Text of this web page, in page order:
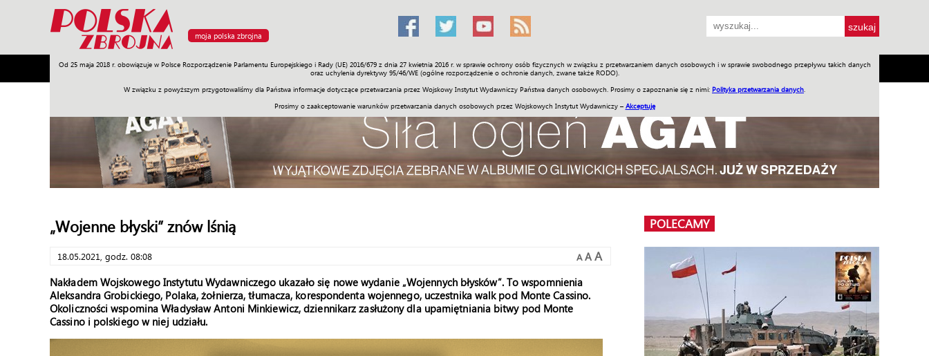
moja polska zbrojna
Od 25 maja 2018 r. obowiązuje w Polsce Rozporządzenie Parlamentu Europejskiego i Rady (UE) 2016/679 z dnia 27 kwietnia 2016 r. w sprawie ochrony osób fizycznych w związku z przetwarzaniem danych osobowych i w sprawie swobodnego przepływu takich danych
oraz uchylenia dyrektywy 95/46/WE (ogólne rozporządzenie o ochronie danych, zwane także RODO).
W związku z powyższym przygotowaliśmy dla Państwa informacje dotyczące przetwarzania przez Wojskowy Instytut Wydawniczy Państwa danych osobowych. Prosimy o zapoznanie się z nimi: Polityka przetwarzania danych
Prosimy o zaakceptowanie warunków przetwarzania danych osobowych przez Wojskowych Instytut Wydawniczy – Akceptuję
Armia Poligon Sprzęt Misje Polityka Prawo Świat Społeczność Sport Historia Galerie Wideo ENGLISH SKLEP Jednodniówki Praca w WIW
„Wojenne błyski” znów lśnią
18.05.2021, godz. 08:08 A A A
Nakładem Wojskowego Instytutu Wydawniczego ukazało się nowe wydanie „Wojennych błysków”. To wspomnienia
Aleksandra Grobickiego, Polaka, żołnierza, tłumacza, korespondenta wojennego, uczestnika walk pod Monte Cassino.
Okoliczności wspomina Władysław Antoni Minkiewicz, dziennikarz zasłużony dla upamiętniania bitwy pod Monte
Cassino i polskiego w niej udziału.
POLECAMY